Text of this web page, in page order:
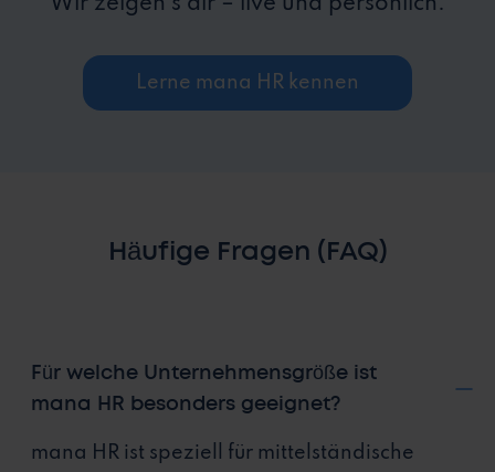
Lerne mana HR kennen
Häufige Fragen (FAQ)
Für welche Unternehmensgröße ist
mana HR besonders geeignet?
mana HR ist speziell für mittelständische